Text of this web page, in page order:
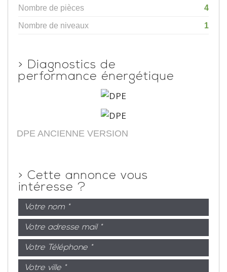
Nombre de pièces
4
Nombre de niveaux
1
> Diagnostics de
performance énergétique
DPE ANCIENNE VERSION
> Cette annonce vous
intéresse ?